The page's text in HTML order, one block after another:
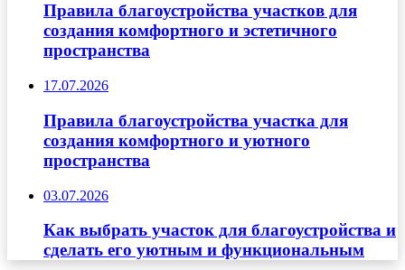
Правила благоустройства участков для
создания комфортного и эстетичного
пространства
17.07.2026
Правила благоустройства участка для
создания комфортного и уютного
пространства
03.07.2026
Как выбрать участок для благоустройства и
сделать его уютным и функциональным